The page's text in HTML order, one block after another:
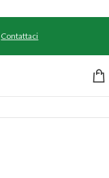
Contattaci